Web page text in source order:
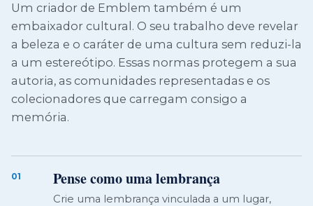
Um criador de Emblem também é um
embaixador cultural. O seu trabalho deve revelar
a beleza e o caráter de uma cultura sem reduzi-la
a um estereótipo. Essas normas protegem a sua
autoria, as comunidades representadas e os
colecionadores que carregam consigo a
memória.
01 Pense como uma lembrança
Crie uma lembrança vinculada a um lugar,